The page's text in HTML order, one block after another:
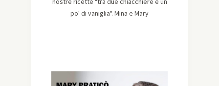
po' di vaniglia". Mina e Mary